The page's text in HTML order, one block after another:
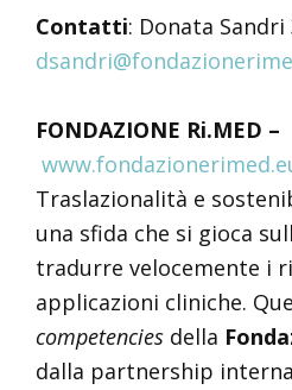
Contatti: Donata Sandri
FONDAZIONE Ri.MED –
Traslazionalità e
una sfida che si gioca
tradurre velocemente i
applicazioni cliniche.
competencies della
dalla partnership